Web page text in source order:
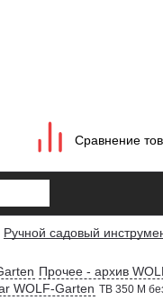
Сравнение
Ручной садовый
Прочее - архив
WOLF-Garten TB 350 M